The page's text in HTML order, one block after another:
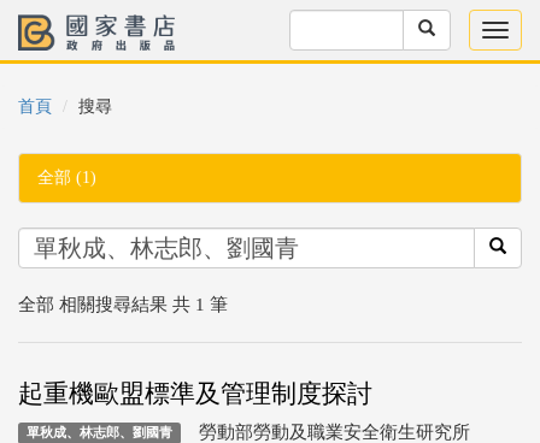
首頁 搜尋
全部 (1)
全部 相關搜尋結果 共 1 筆
起重機歐盟標準及管理制度探討
單秋成、林志郎、劉國青 勞動部勞動及職業安全衛生研究所